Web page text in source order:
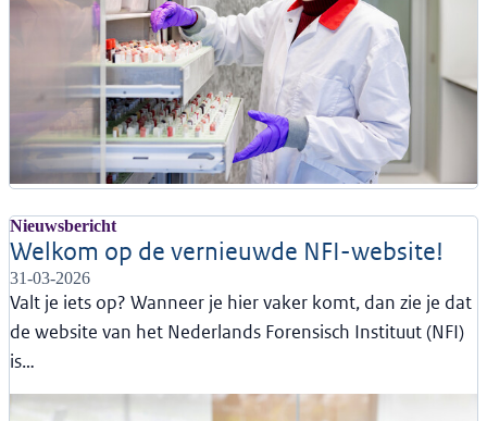
Nieuwsbericht
Welkom op de vernieuwde NFI-website!
31-03-2026
Valt je iets op? Wanneer je hier vaker komt, dan zie je dat
de website van het Nederlands Forensisch Instituut (NFI)
is…